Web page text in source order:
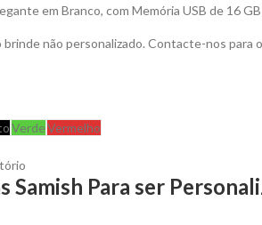
em Branco, com Memória USB de 16 GB
não personalizado. Contacte-nos
VerdeVermelho
Samish Para ser